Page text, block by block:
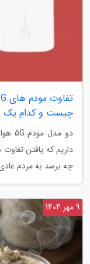
چیست و کدام یک
داریم که یافتن
چه برسد به مردم
9 مهر 1404